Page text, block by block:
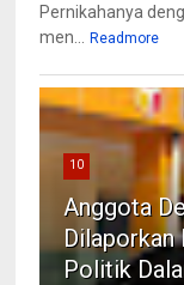
Pernikahanya
men...
Readmore
10
Anggota
Dilaporkan
Politik